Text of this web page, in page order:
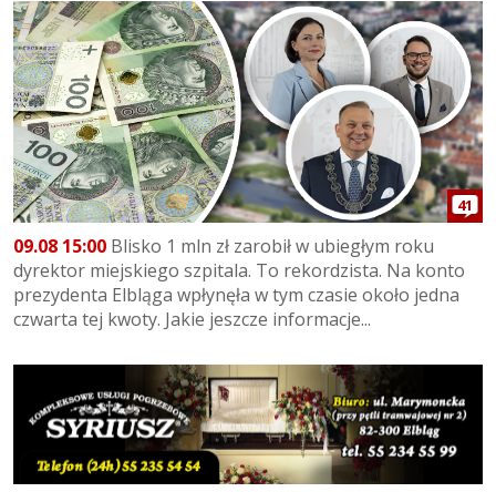
41
09.08 15:00 Blisko 1 mln zł zarobił w ubiegłym roku
dyrektor miejskiego szpitala. To rekordzista. Na konto
prezydenta Elbląga wpłynęła w tym czasie około jedna
czwarta tej kwoty. Jakie jeszcze informacje...